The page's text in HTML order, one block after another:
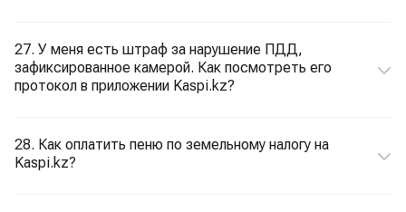
27. У меня есть штраф за нарушение ПДД,
зафиксированное камерой. Как посмотреть его
протокол в приложении Kaspi.kz?
28. Как оплатить пеню по земельному налогу на
Kaspi.kz?